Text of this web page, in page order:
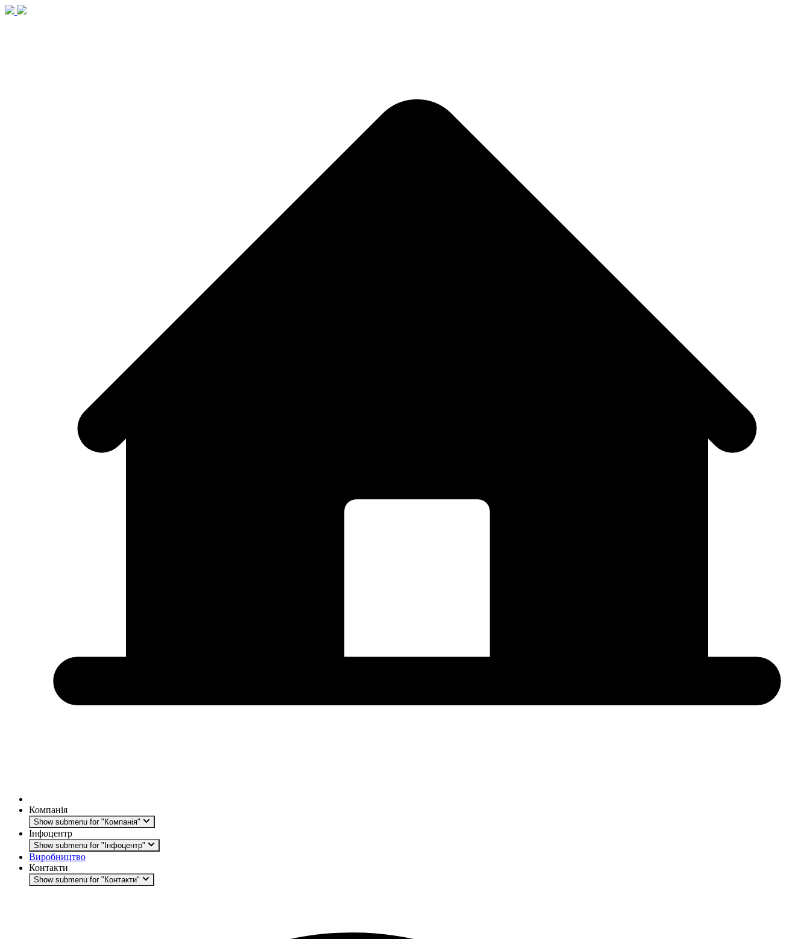
Компанія
Show submenu for "Компанія"
Інфоцентр
Show submenu for "Інфоцентр"
Виробництво
Контакти
Show submenu for "Контакти"